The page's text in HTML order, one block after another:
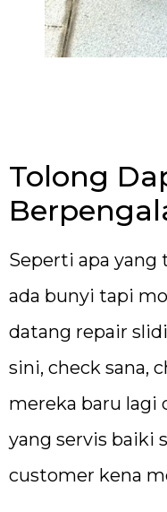
Tolong
Seperti apa yang
ada bunyi tapi
datang repair
sini, check sana,
mereka baru lagi
yang servis baiki
customer kena